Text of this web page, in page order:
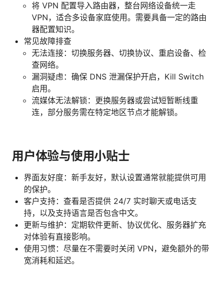
将 VPN 配置导入路由器，整台网络设备统一走
VPN，适合多设备家庭使用。需要具备一定的路由
器配置知识。
常见故障排查
无法连接：切换服务器、切换协议、重启设备、检
查网络。
漏洞疑虑：确保 DNS 泄漏保护开启，Kill Switch
启用。
流媒体无法解锁：更换服务器或尝试短暂断线重
连，部分服务需在特定地区节点才能解锁。
用户体验与使用小贴士
界面友好度：新手友好，默认设置通常就能提供可用
的保护。
客户支持：查看是否提供 24/7 实时聊天或电话支
持，以及支持语言是否包含中文。
更新与维护：定期软件更新、协议优化、服务器扩充
对体验有直接影响。
使用习惯：尽量在不需要时关闭 VPN，避免额外的带
宽消耗和延迟。